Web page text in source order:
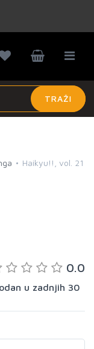
TRAŽI
Haikyu!!, vol. 21
0.0
u zadnjih 30